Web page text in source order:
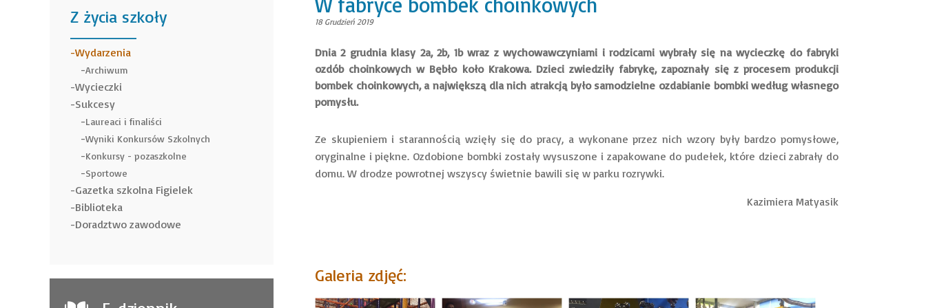
Z życia szkoły
______
Wydarzenia
Archiwum
Wycieczki
Sukcesy
Laureaci i finaliści
Wyniki Konkursów Szkolnych
Konkursy - pozaszkolne
Sportowe
Gazetka szkolna Figielek
Biblioteka
Doradztwo zawodowe
18 Grudzień 2019
Dnia 2 grudnia klasy 2a, 2b, 1b wraz z wychowawczyniami i rodzicami wybrały się na wycieczkę do fabryki
ozdób choinkowych w Bębło koło Krakowa. Dzieci zwiedziły fabrykę, zapoznały się z procesem produkcji
bombek choinkowych, a największą dla nich atrakcją było samodzielne ozdabianie bombki według własnego
pomysłu.
Ze skupieniem i starannością wzięły się do pracy, a wykonane przez nich wzory były bardzo pomysłowe,
oryginalne i piękne. Ozdobione bombki zostały wysuszone i zapakowane do pudełek, które dzieci zabrały do
domu. W drodze powrotnej wszyscy świetnie bawili się w parku rozrywki.
Kazimiera Matyasik
Galeria zdjęć: